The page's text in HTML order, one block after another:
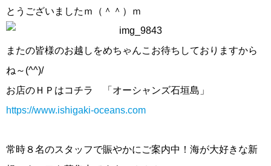
とうございましたｍ（＾＾）ｍ
またの皆様のお越しをめちゃんこお待ちしておりますから
ね～(^^)/
お店のＨＰはコチラ 「オーシャンズ石垣島」
https://www.ishigaki-oceans.com
常時８名のスタッフで賑やかにご案内中！海が大好きな新